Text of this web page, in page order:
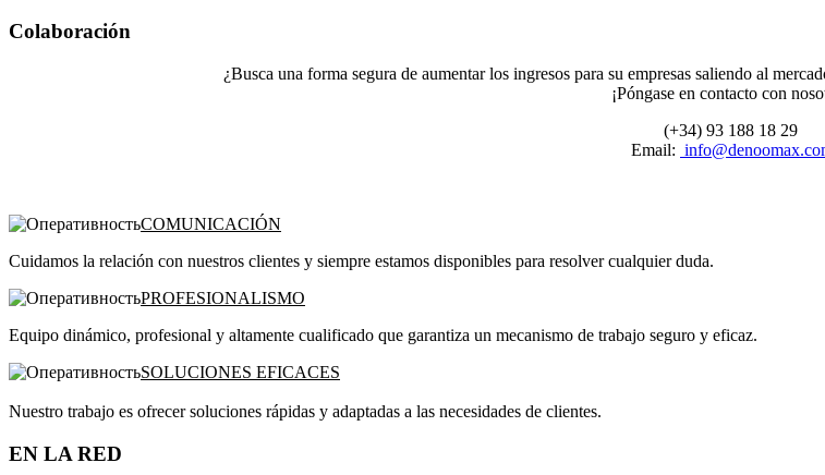
Colaboración
¿Busca una forma segura de aumentar los ingresos para su empresas saliendo al
¡Póngase en contacto con
(+34) 93 188 18 29
Email:
COMUNICACIÓN
Cuidamos la relación con nuestros clientes y siempre estamos disponibles para resolver cualquier duda.
PROFESIONALISMO
Equipo dinámico, profesional y altamente cualificado que garantiza un mecanismo de trabajo seguro y eficaz.
SOLUCIONES EFICACES
Nuestro trabajo es ofrecer soluciones rápidas y adaptadas a las necesidades de clientes.
EN LA RED